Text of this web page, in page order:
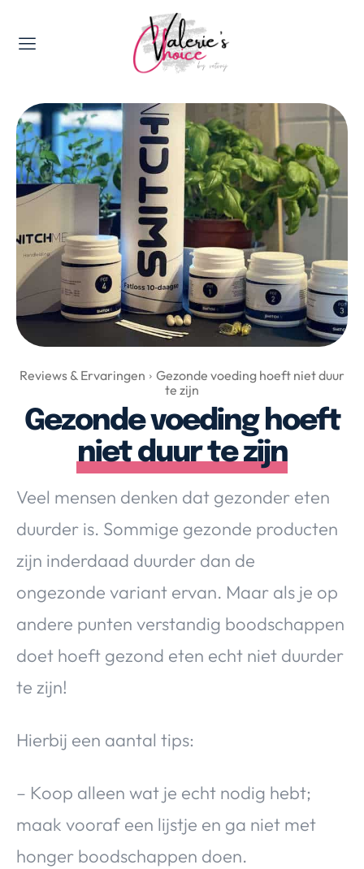
Valerie's Topics
Travel & Culture
Food & Drinks
Happyness & Opmerkelijk
Lifestyle, Sport & Duurzaamheid
Gadgets & Tech
Top 5 van Valerie
Health & Beauty
Huis & Tuin
Nieuws & Media
Over Valerie
Over Valerie
De Top 5
Contact
VALERIE'S CHOICE
Food & Drinks Health & Beauty Gadgets
Reviews & Ervaringen
Gezonde voeding hoeft niet duur
te zijn
Gezonde voeding hoeft
niet duur te zijn
Veel mensen denken dat gezonder eten
duurder is. Sommige gezonde producten
zijn inderdaad duurder dan de
ongezonde variant ervan. Maar als je op
andere punten verstandig boodschappen
doet hoeft gezond eten echt niet duurder
te zijn!
Hierbij een aantal tips:
– Koop alleen wat je echt nodig hebt;
maak vooraf een lijstje en ga niet met
honger boodschappen doen.